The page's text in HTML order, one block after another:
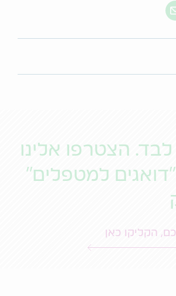
Share
Share on
Share on
Share with E-mail
הצטרפו אלינו
למטפלים"
הקליקו כאן